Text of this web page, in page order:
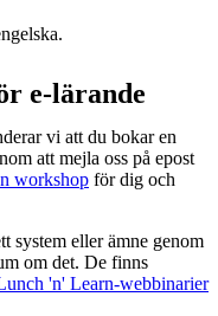
e-lärande
vi att du bokar en
att mejla oss på epost
workshop för dig och
system eller ämne genom
om det. De finns
'n' Learn-webbinarier